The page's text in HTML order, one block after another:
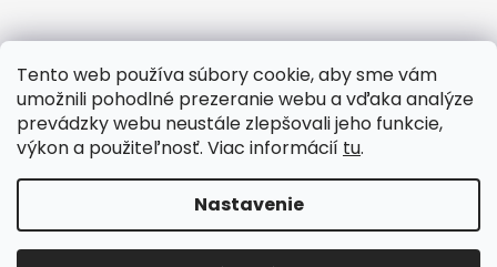
Tento web používa súbory cookie, aby sme vám
umožnili pohodlné prezeranie webu a vďaka analýze
prevádzky webu neustále zlepšovali jeho funkcie,
výkon a použiteľnosť. Viac informácií tu.
Nastavenie
Prijímame online platby
Copyright 2026www.brubeck.sk. Všetky práva